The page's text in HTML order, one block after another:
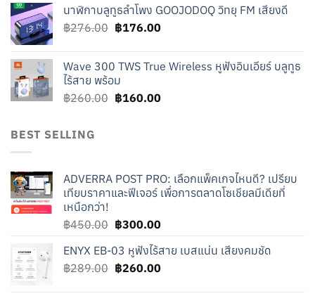
was:
฿219.00.
is:
฿119.00.
นาฬิกาบลูทูธลำโพง GOOJODOQ วิทยุ FM เสียงดี
฿276.00 Original
฿276.00.
฿176.00Current
฿176.00.
Wave 300 TWS True Wireless หูฟังอินเอียร์ บลูทูธ
ไร้สาย พร้อม
฿260.00 Original
฿160.00Current
BEST SELLING
ADVERRA POST PRO: เลือกแพ็คเกจไหนดี? เปรียบ
เทียบราคาและฟีเจอร์ เพื่อการตลาดโซเชียลมีเดียที่
เหนือกว่า!
฿450.00 Original
was:
฿450.00.
฿300.00Current
is:
฿300.00.
ENYX EB-03 หูฟังไร้สาย เบสแน่น เสียงคมชัด
฿289.00 Original
฿260.00Current